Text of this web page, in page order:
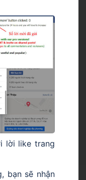
lời like trang
bạn sẽ nhận